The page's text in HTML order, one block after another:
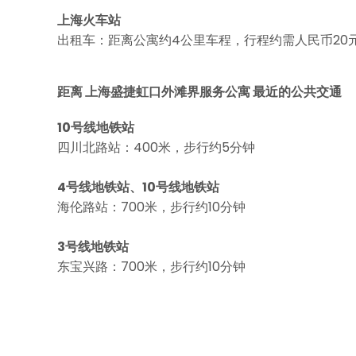
上海火车站
出租车：距离公寓约4公里车程，行程约需人民币20
距离 上海盛捷虹口外滩界服务公寓 最近的公共交通
10号线地铁站
四川北路站：400米，步行约5分钟
4号线地铁站、10号线地铁站
海伦路站：700米，步行约10分钟
3号线地铁站
东宝兴路：700米，步行约10分钟